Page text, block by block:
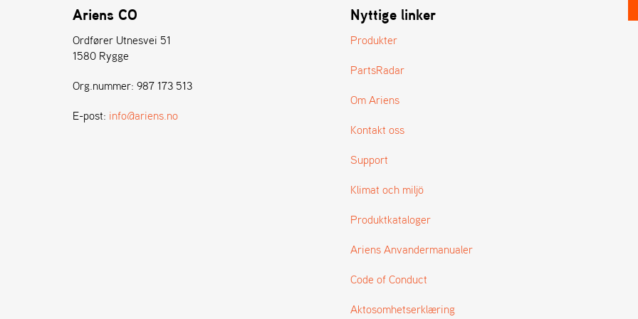
Ariens CO
Ordfører Utnesvei 51
1580 Rygge
Org.nummer: 987 173 513
E-post: info@ariens.no
Nyttige linker
Produkter
PartsRadar
Om Ariens
Kontakt oss
Support
Klimat och miljö
Produktkataloger
Ariens Anvandermanualer
Code of Conduct
Aktosomhetserklæring